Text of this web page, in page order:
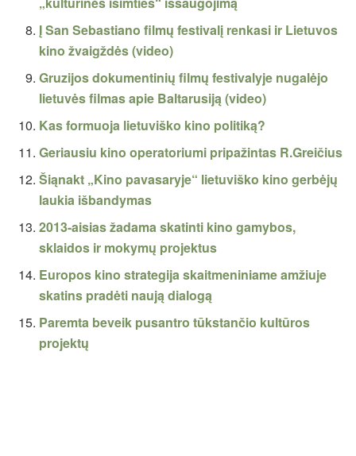
Į San Sebastiano filmų festivalį renkasi ir Lietuvos
kino žvaigždės (video)
Gruzijos dokumentinių filmų festivalyje nugalėjo
lietuvės filmas apie Baltarusiją (video)
Kas formuoja lietuviško kino politiką?
Geriausiu kino operatoriumi pripažintas R.Greičius
Šiąnakt „Kino pavasaryje“ lietuviško kino gerbėjų
laukia išbandymas
2013-aisias žadama skatinti kino gamybos,
sklaidos ir mokymų projektus
Europos kino strategija skaitmeniniame amžiuje
skatins pradėti naują dialogą
Paremta beveik pusantro tūkstančio kultūros
projektų